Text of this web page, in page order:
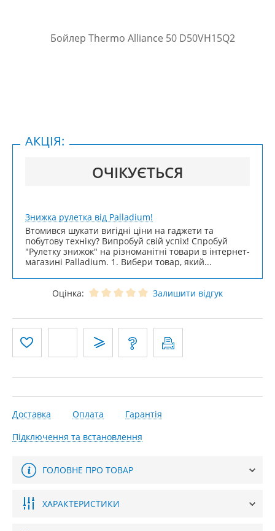
ОЧІКУЄТЬСЯ
АКЦІЯ:
Знижка рулетка від Palladium!
Втомився шукати вигідні ціни на гаджети та
побутову техніку? Випробуй свій успіх! Спробуй
"Рулетку знижок" на різноманітні товари в інтернет-
магазині Palladium. 1. Вибери товар, який...
Оцінка: Залишити відгук
Доставка Оплата
Гарантія
Підключення та встановлення
ГОЛОВНЕ ПРО ТОВАР
ХАРАКТЕРИСТИКИ